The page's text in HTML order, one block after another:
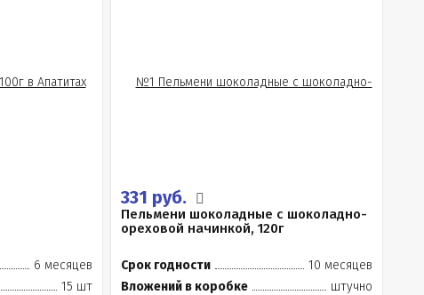
6 месяцев
15 шт
331 руб.
Пельмени шоколадные с шоколадно-
ореховой начинкой, 120г
Срок годности
10 месяцев
Вложений в коробке
штучно